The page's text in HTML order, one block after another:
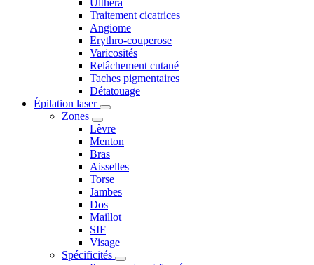
Ulthera
Traitement cicatrices
Angiome
Erythro-couperose
Varicosités
Relâchement cutané
Taches pigmentaires
Détatouage
Épilation laser
Zones
Lèvre
Menton
Bras
Aisselles
Torse
Jambes
Dos
Maillot
SIF
Visage
Spécificités